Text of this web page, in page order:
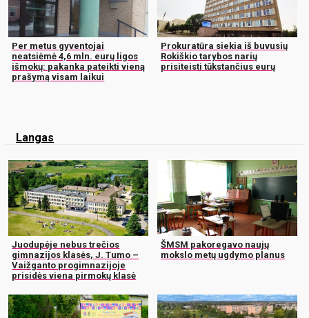
Per metus gyventojai
neatsiėmė 4,6 mln. eurų ligos
išmokų: pakanka pateikti vieną
prašymą visam laikui
Prokuratūra siekia iš buvusių
Rokiškio tarybos narių
prisiteisti tūkstančius eurų
Langas
Juodupėje nebus trečios
gimnazijos klasės, J. Tumo –
Vaižganto progimnazijoje
prisidės viena pirmokų klasė
ŠMSM pakoregavo naujų
mokslo metų ugdymo planus